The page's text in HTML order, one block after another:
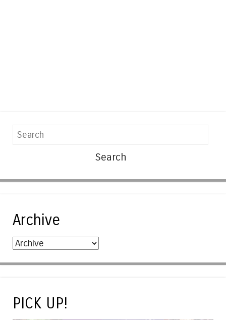
Search
Archive
PICK UP!